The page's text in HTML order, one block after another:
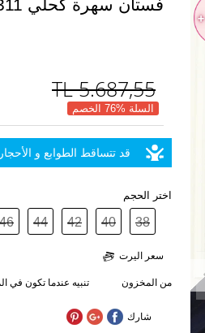
فستان سهرة كحلي 5700EDF311
5.687,55
TL
السلة %76 الخصم
قد تتساقط الطوابع و
اختر الحجم
38
40
42
44
46
سعر اليرت
من المخزون تنبيه عندما تكون في
شارك